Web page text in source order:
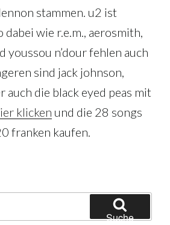
stammen. u2 ist
dabei wie r.e.m., aerosmith,
youssou n’dour fehlen auch
sind jack johnson,
auch die black eyed peas mit
klicken und die 28 songs
franken kaufen.
Suche